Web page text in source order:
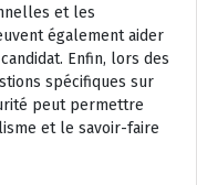
et les
également aider
Enfin, lors des
spécifiques sur
peut permettre
et le savoir-faire